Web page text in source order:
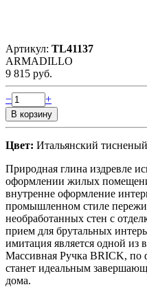
Артикул: TL41137
ARMADILLO
9 815 руб.
− +
Цвет: Итальянский тисненый
Природная глина издревле
оформлении жилых
внутренне оформление
промышленном стиле
необработанных стен с
прием для брутальных
имитация является одной из
Массивная Ручка BRICK,
станет идеальным
дома.